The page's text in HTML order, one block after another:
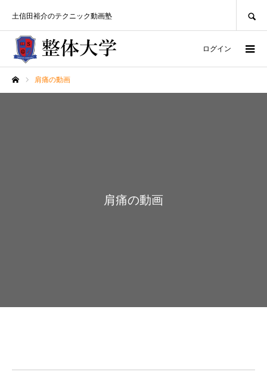
土信田裕介のテクニック動画塾
ログイン
肩痛の動画
肩痛の動画